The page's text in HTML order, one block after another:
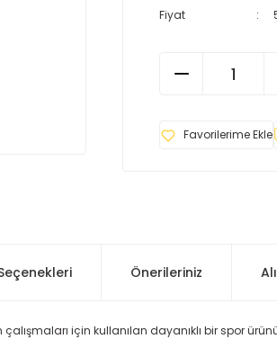
Fiyat
Önerileriniz
için kullanılan dayanıklı bir spor